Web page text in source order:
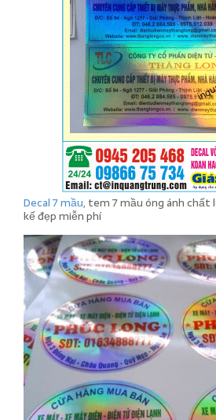
Decal 7 mầu, tem 7 mầu óng ánh
kế đẹp miễn phí